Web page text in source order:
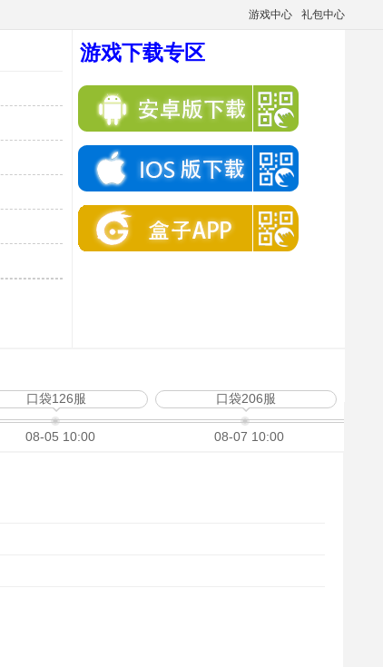
游戏中心 礼包中心
游戏下载专区
口袋126服
08-05 10:00
口袋206服
08-07 10:00